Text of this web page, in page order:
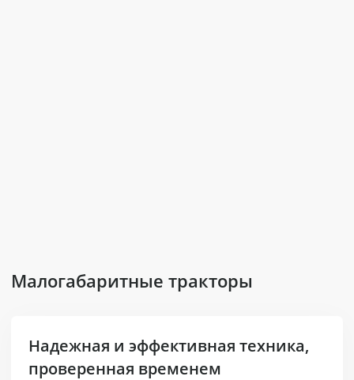
Малогабаритные тракторы
Надежная и эффективная техника,
проверенная временем